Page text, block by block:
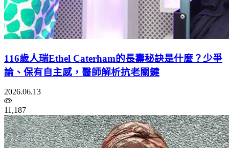
116歲人瑞Ethel Caterham的長壽秘訣是什麼？少爭
論、保有自主感，醫師解析抗老關鍵
2026.06.13
11,187